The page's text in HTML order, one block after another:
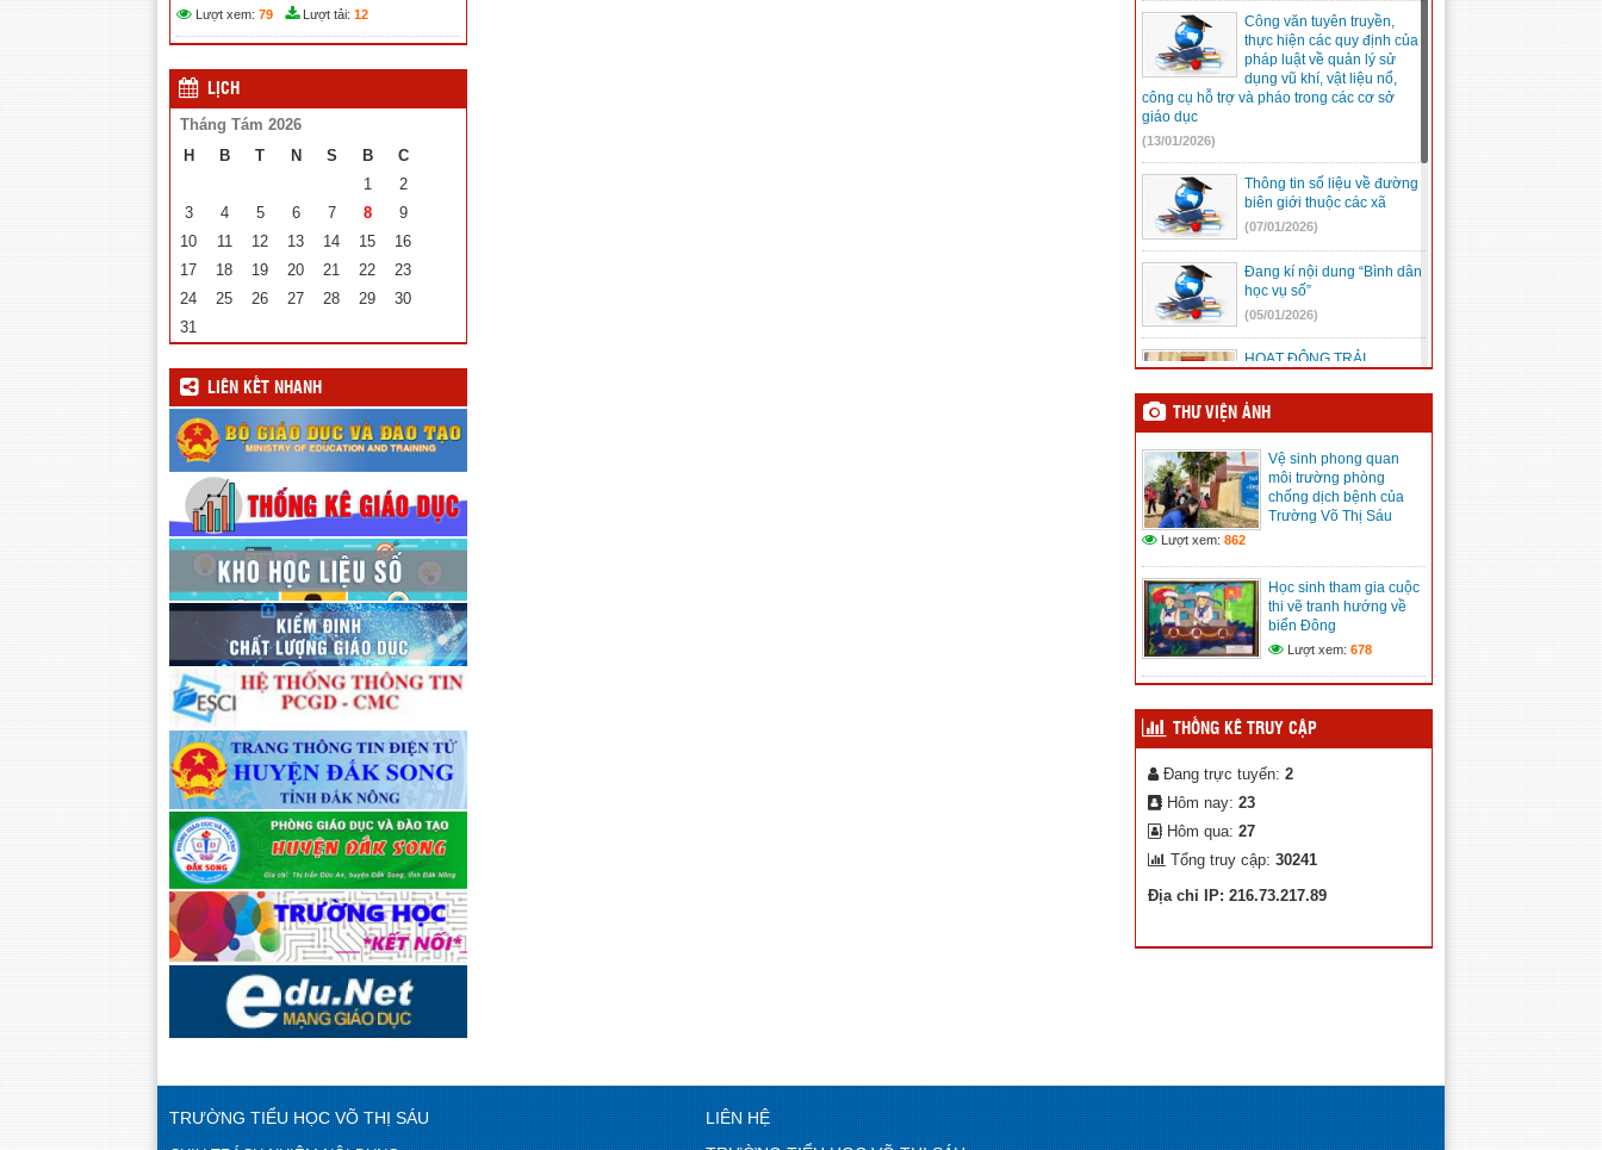
Lượt xem: 79 Lượt tải: 12
LỊCH
Tháng Tám 2026
H
B T N S B
C
1
2
3
4 5 6 7 8
9
10
11 12 13 14 15
16
17
18 19 20 21 22
23
24
25 26 27 28 29
30
31
LIÊN KẾT NHANH
Công văn tuyên truyền,
thực hiện các quy định của
pháp luật về quản lý sử
dụng vũ khí, vật liệu nổ,
công cụ hỗ trợ và pháo trong các cơ sở
giáo dục
(13/01/2026)
Thông tin số liệu về đường
biên giới thuộc các xã
(07/01/2026)
Đang kí nội dung “Bình dân
học vụ số”
(05/01/2026)
HOẠT ĐỘNG TRẢI
ĐỎ”
(23/12/2025)
Mic không dây, những điều
cần biết
(08/12/2025)
đổng tỉnh Lâm Đồng lần I
(08/12/2025)
Kế hoạch chuyển đổi số xã
Trường Xuân
(12/11/2025)
THƯ VIỆN ẢNH
Vệ sinh phong quan
môi trường phòng
chống dịch bệnh của
Trường Võ Thị Sáu
Lượt xem: 862
Học sinh tham gia cuộc
thi vẽ tranh hướng về
biển Đông
Lượt xem: 678
THỐNG KÊ TRUY CẬP
Đang trực tuyến: 2
Hôm nay: 23
Hôm qua: 27
Tổng truy cập: 30241
Địa chỉ IP: 216.73.217.89
TRƯỜNG TIỂU HỌC VÕ THỊ SÁU
LIÊN HỆ